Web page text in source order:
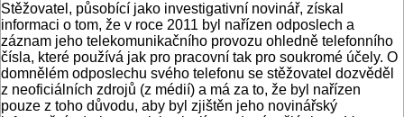
Stěžovatel, působící jako investigativní novinář, získal
informaci o tom, že v roce 2011 byl nařízen odposlech a
záznam jeho telekomunikačního provozu ohledně telefonního
čísla, které používá jak pro pracovní tak pro soukromé účely. O
domnělém odposlechu svého telefonu se stěžovatel dozvěděl
z neoficiálních zdrojů (z médií) a má za to, že byl nařízen
pouze z toho důvodu, aby byl zjištěn jeho novinářský